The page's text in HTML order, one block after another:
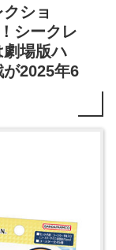
ショ
シークレ
劇場版ハ
2025年6